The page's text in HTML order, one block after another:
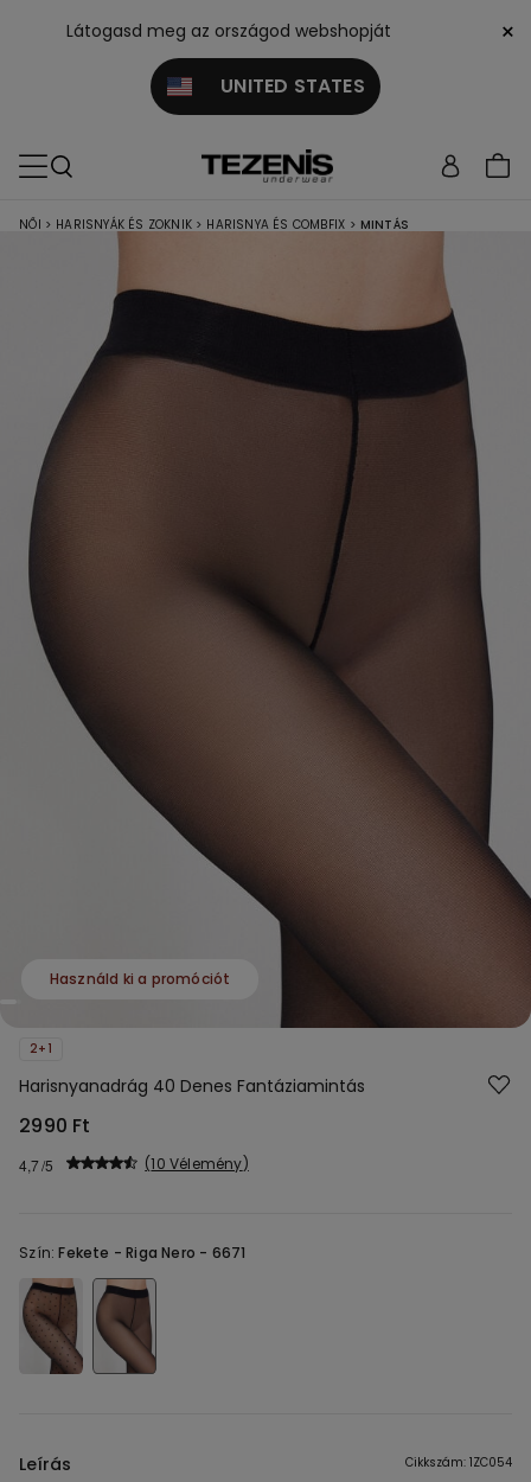
Látogasd meg az országod webshopját
UNITED STATES
×
NŐI > HARISNYÁK ÉS ZOKNIK > HARISNYA ÉS COMBFIX > MINTÁS
Használd ki a promóciót
2+1
Harisnyanadrág 40 Denes Fantáziamintás
2990 Ft
4,7 10 Vélemény
Szín:Fekete -Riga Nero - 6671
Leírás Cikkszám: 1ZC054